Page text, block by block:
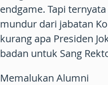
endgame. Tapi
mundur dari jabatan
kurang apa Presiden
badan untuk Sang
Memalukan Alumni